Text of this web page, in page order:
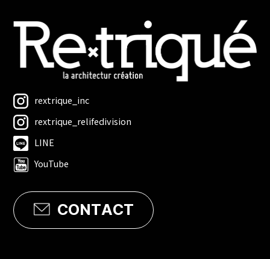
rextrique_inc
rextrique_relifedivision
LINE
YouTube
CONTACT